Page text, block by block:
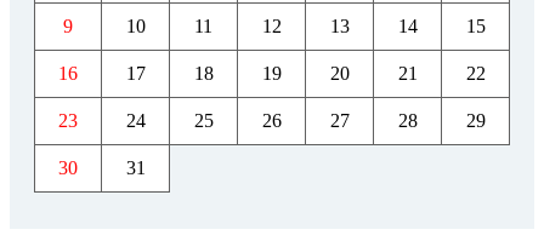
9 10 11 12 13 14 15
16 17 18 19 20 21 22
23 24 25 26 27 28 29
30 31